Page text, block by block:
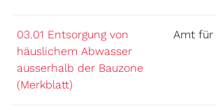
03.01 Entsorgung von
häuslichem Abwasser
ausserhalb der Bauzone
(Merkblatt)
Amt